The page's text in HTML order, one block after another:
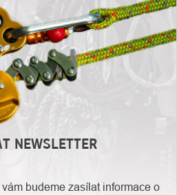
NEWSLETTER
budeme zasílat informace o